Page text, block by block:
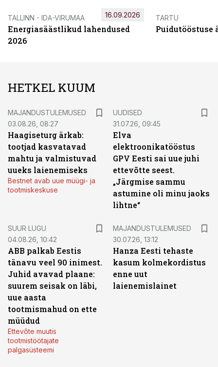
TALLINN - IDA-VIRUMAA
Energiasäästlikud lahendused
2026
16.09.2026 TARTU
Puidutööstuse
HETKEL KUUM
MAJANDUSTULEMUSED
03.08.26, 08:27
Haagiseturg ärkab:
tootjad kasvatavad
mahtu ja valmistuvad
uueks laienemiseks
Bestnet avab uue müügi- ja
tootmiskeskuse
UUDISED
31.07.26, 09:45
Elva
elektroonikatööstus
GPV Eesti sai uue juhi
ettevõtte seest.
„Järgmise sammu
astumine oli minu jaoks
lihtne“
SUUR LUGU
04.08.26, 10:42
ABB palkab Eestis
tänavu veel 90 inimest.
Juhid avavad plaane:
suurem seisak on läbi,
uue aasta
tootmismahud on ette
müüdud
Ettevõte muutis
tootmistöötajate
palgasüsteemi
MAJANDUSTULEMUSED
30.07.26, 13:12
Hanza Eesti tehaste
kasum kolmekordistus
enne uut
laienemislainet